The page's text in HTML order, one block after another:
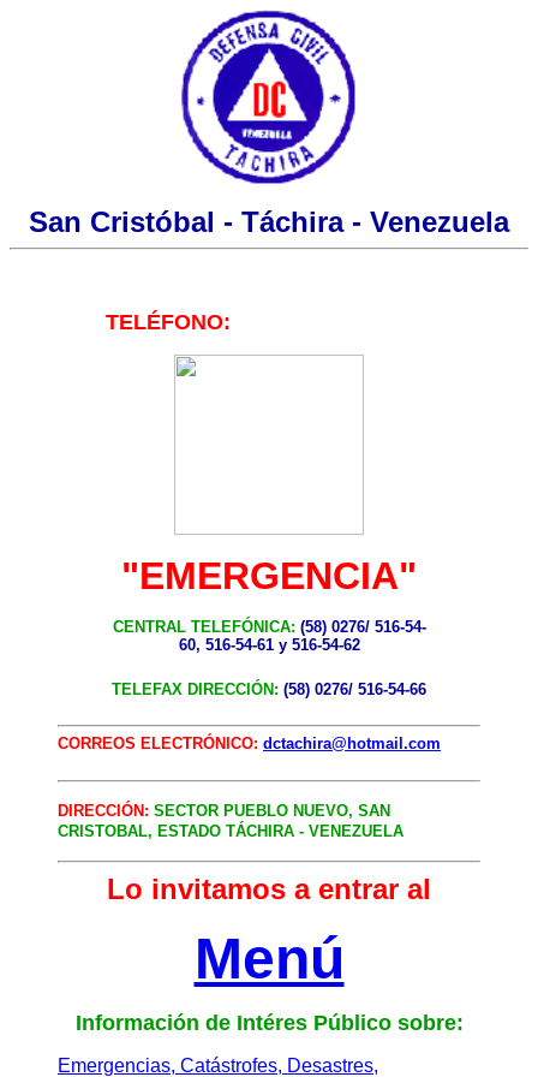
San Cristóbal - Táchira - Venezuela
TELÉFONO:
"EMERGENCIA"
CENTRAL TELEFÓNICA: (58) 0276/ 516-54-
60, 516-54-61 y 516-54-62
TELEFAX DIRECCIÓN: (58) 0276/ 516-54-66
CORREOS ELECTRÓNICO: dctachira@hotmail.com
DIRECCIÓN: SECTOR PUEBLO NUEVO, SAN
CRISTOBAL, ESTADO TÁCHIRA - VENEZUELA
Lo invitamos a entrar al
Menú
Información de Intéres Público sobre:
Emergencias, Catástrofes, Desastres,